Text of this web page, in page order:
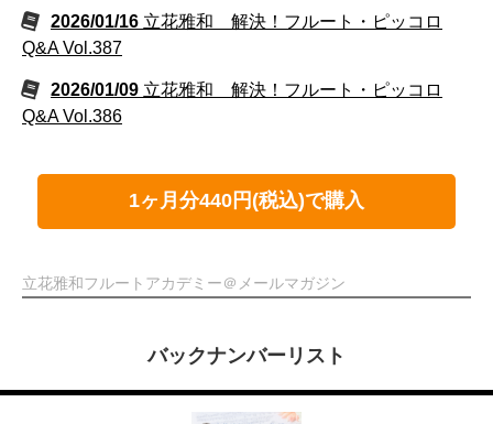
2026/01/16 立花雅和 解決！フルート・ピッコロ
Q&A Vol.387
2026/01/09 立花雅和 解決！フルート・ピッコロ
Q&A Vol.386
1ヶ月分440円(税込)で購入
立花雅和フルートアカデミー＠メールマガジン
バックナンバーリスト